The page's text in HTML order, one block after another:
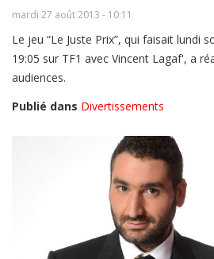
mardi 27 août 2013 - 10:11
Le jeu “Le Juste Prix”, qui faisait lundi
19:05 sur TF1 avec Vincent Lagaf', a
audiences.
Publié dans Divertissements